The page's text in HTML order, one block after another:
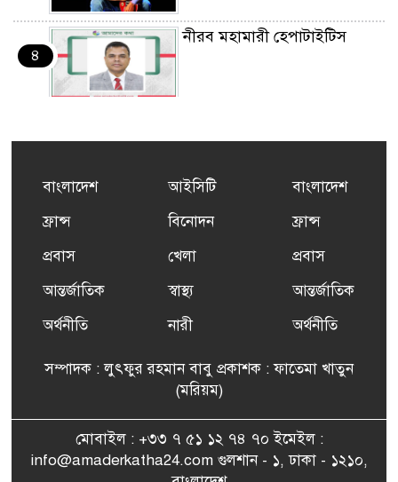
৪
নীরব মহামারী হেপাটাইটিস
৫
এর সম্পূর্ণ বিনামূল্যের সুশি
ফ্রান্সসহ ইউরোপীয় দেশসমূহে
দাবদাহ: কারণ, প্রভাব ও করণীয়
ফ্রান্সে সংবর্ধিত হলেন যুক্তরাজ্য
বিএনপি’র আহ্বায়ক কমিটির
সাংবাদিকতায় কৃতিত্বের পুরস্কার
এমপি মমতাজ আলোকে
বাংলাদেশ
ফ্রান্স
প্রবাস
আন্তর্জাতিক
অর্থনীতি
আইসিটি
বিনোদন
খেলা
স্বাস্থ্য
নারী
বাংলাদেশ
ফ্রান্স
প্রবাস
আন্তর্জাতিক
অর্থনীতি
সম্পাদক : লুৎফুর রহমান বাবু প্রকাশক : ফাতেমা খাতুন
(মরিয়ম)
মোবাইল : +৩৩ ৭ ৫১ ১২ ৭৪ ৭০ ইমেইল :
info@amaderkatha24.com গুলশান - ১, ঢাকা - ১২১০,